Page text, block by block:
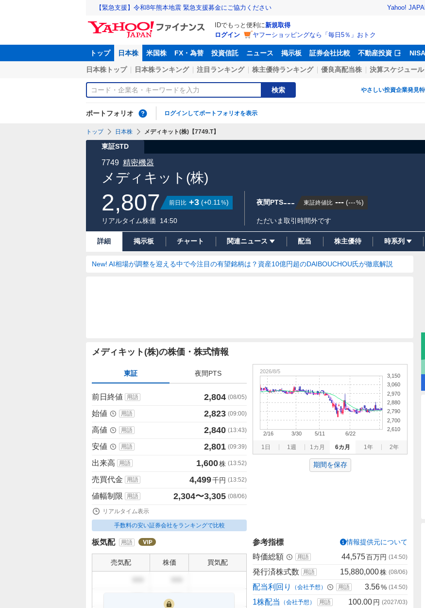
【緊急支援】令和8年熊本地震 緊急支援募金にご協力ください Yahoo!
IDでもっと便利に新規取得
ログイン
ヤフーショッピングなら「毎日5％」おトク
トップ 日本株 米国株 FX・為替 投資信託 ニュース 掲示板 証券会社比較 不動産投資 NISA
日本株トップ 日本株ランキング 注目ランキング 株主優待ランキング 優良高配当株 決算スケジュール
検索 やさしい投資企業発見
ポートフォリオ ログインしてポートフォリオを表示
トップ 日本株 メディキット(株)【7749.T】
東証STD
メディキット(株)
7749 精密機器
2,807 前日比 +3 (+0.11%)
リアルタイム株価 14:50
夜間PTS--- 東証終値比 --- (---%)
ただいま取引時間外です
詳細 掲示板 チャート 関連ニュース 配当 株主優待 時系列
New! AI相場が調整を迎える中で今注目の有望銘柄は？資産10億円超のDAIBOUCHOU氏が徹底解説
メディキット(株)の株価・株式情報
価
値
東証 夜間PTS
前日終値 用語 2,804 (08/05)
始値 用語 2,823 (09:00)
高値 用語 2,840 (13:43)
安値 用語 2,801 (09:39)
出来高 用語 1,600株 (13:52)
売買代金 用語 4,499千円 (13:52)
値幅制限 用語 2,304〜3,305 (08/06)
リアルタイム表示
手数料の安い証券会社をランキングで比較
1日 1週 1カ月 6カ月 1年 2年
2,610
2,700
2,790
2,880
2,970
3,060
3,150
2/16 3/30 5/11 6/22
2026/8/5
期間を保存
板気配 用語
売気配 株価 買気配
参考指標 情報提供元について
時価総額 用語 44,575百万円 (14:50)
発行済株式数 用語 15,880,000株 (08/06)
配当利回り （会社予想） 用語 3.56% (14:50)
1株配当 （会社予想） 用語 100.00円 (2027/03)